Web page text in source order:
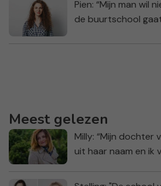
Pien: “Mijn man wil
de buurtschool
Meest gelezen
Milly: “Mijn dochter
uit haar naam en ik